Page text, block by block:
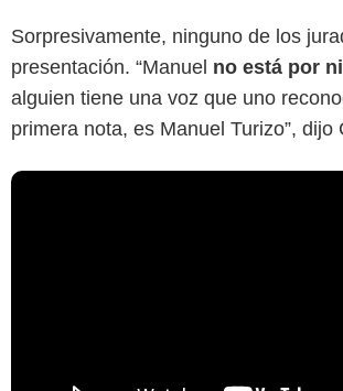
Sorpresivamente, ninguno de los
presentación. “Manuel no está por
alguien tiene una voz que uno
primera nota, es Manuel Turizo”, dijo